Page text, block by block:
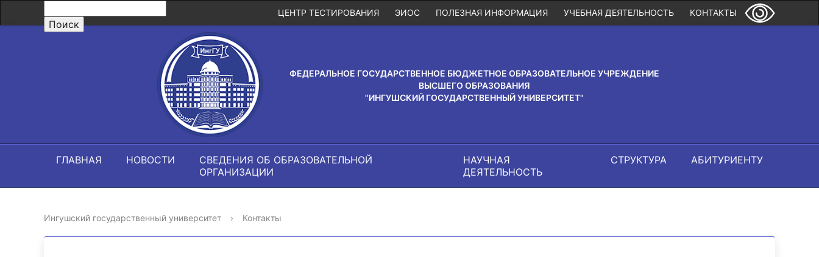
КОНТАКТЫ
УЧЕБНАЯ ДЕЯТЕЛЬНОСТЬ
ПОЛЕЗНАЯ ИНФОРМАЦИЯ
ЭИОС
ЦЕНТР ТЕСТИРОВАНИЯ
ФЕДЕРАЛЬНОЕ ГОСУДАРСТВЕННОЕ БЮДЖЕТНОЕ ОБРАЗОВАТЕЛЬНОЕ УЧРЕЖДЕНИЕ
ВЫСШЕГО ОБРАЗОВАНИЯ
"ИНГУШСКИЙ ГОСУДАРСТВЕННЫЙ УНИВЕРСИТЕТ"
ГЛАВНАЯ НОВОСТИ
СВЕДЕНИЯ ОБ ОБРАЗОВАТЕЛЬНОЙ
ОРГАНИЗАЦИИ
НАУЧНАЯ
ДЕЯТЕЛЬНОСТЬ
СТРУКТУРА АБИТУРИЕНТУ
Ингушский государственный университет › Контакты